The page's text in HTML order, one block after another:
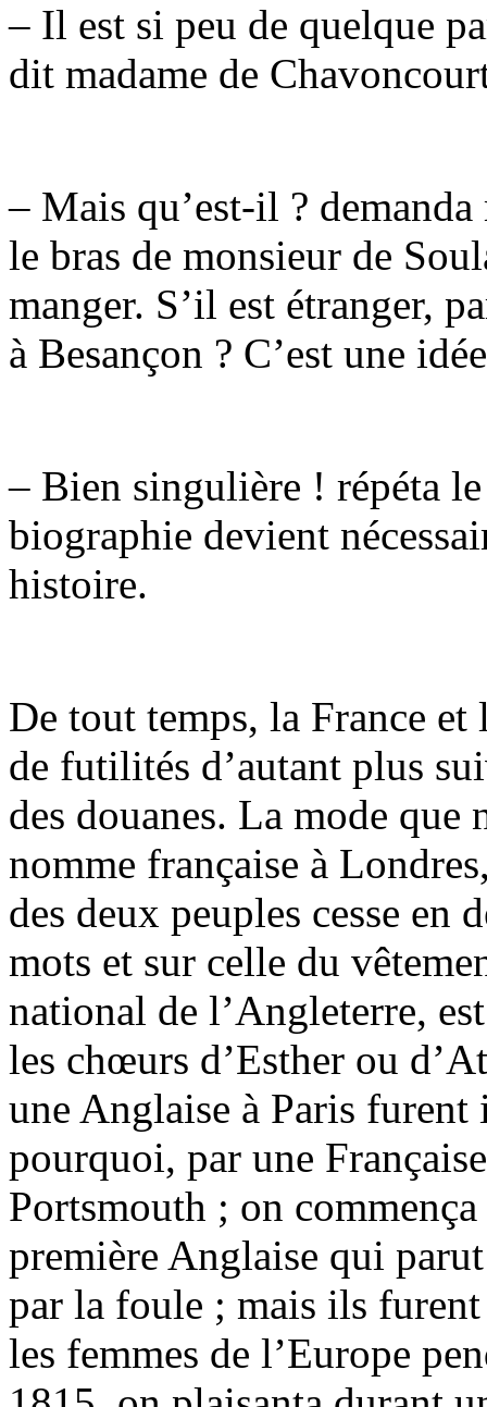
– Il est si peu de quelque
dit madame de
– Mais qu’est-il ?
le bras de monsieur de
manger. S’il est étranger,
à Besançon ? C’est une
– Bien singulière ! répéta
biographie devient
histoire.
De tout temps, la France
de futilités d’autant plus
des douanes. La mode que
nomme française à
des deux peuples cesse en
mots et sur celle du
national de l’Angleterre,
les chœurs d’Esther ou
une Anglaise à Paris
pourquoi, par une
Portsmouth ; on
première Anglaise qui
par la foule ; mais ils
les femmes de l’Europe